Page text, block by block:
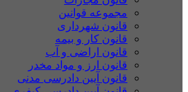
مجموعه قوانین
قانون شهرداری
قانون کار و بیمه
قانون اراضی و آب
قانون ارز و مواد مخدر
قانون آیین دادرسی مدنی